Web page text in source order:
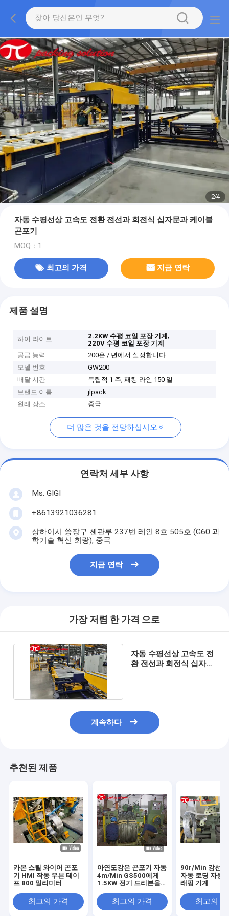
2/4
자동 수평선상 고속도 전환 전선과 회전식 십자문과 케이블
곤포기
MOQ：1
최고의 가격 지금 연락
제품 설명
하이 라이트 2.2KW 수평 코일 포장 기계,
220V 수평 코일 포장 기계
공급 능력
200은 / 년에서 설정합니다
모델 번호
GW200
배달 시간
독립적 1 주, 패킹 라인 150 일
브랜드 이름
jlpack
원래 장소
중국
더 많은 것을 전망하십시오
연락처 세부 사항
Ms. GIGI
+8613921036281
상하이시 쑹장구 첸판루 237번 레인 8호 505호 (G60 과
학기술 혁신 회랑), 중국
지금 연락
가장 저렴 한 가격 으로
자동 수평선상 고속도 전
환 전선과 회전식 십자문
계속하다
추천된 제품
카본 스틸 와이어 곤포
기 HMI 작동 우븐 테이
프 800 밀리미터
최고의 가격
아연도강은 곤포기 자동
4m/Min GS500에게
1.5KW 전기 드리븐을
최고의 가격
90r/Min 강선
자동 로딩 자동
래핑 기계
최고의